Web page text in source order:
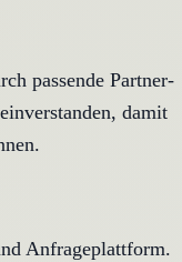
passende Partner-
damit
Anfrageplattform.